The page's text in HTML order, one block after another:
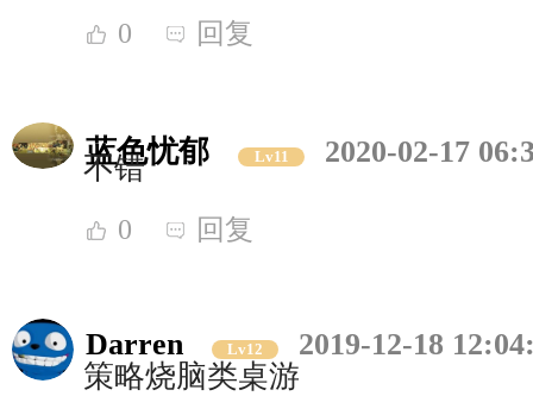
0 回复
蓝色忧郁 Lv11 2020-02-17
不错
0 回复
Darren Lv12
2019-12-18
策略烧脑类桌游